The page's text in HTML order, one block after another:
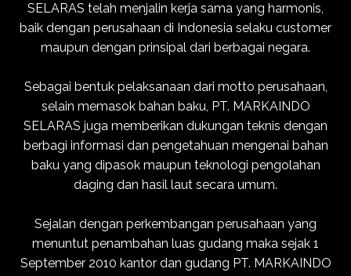
SELARAS telah menjalin kerja sama yang harmonis,
baik dengan perusahaan di Indonesia selaku customer
maupun dengan prinsipal dari berbagai negara.
Sebagai bentuk pelaksanaan dari motto perusahaan,
selain memasok bahan baku, PT. MARKAINDO
SELARAS juga memberikan dukungan teknis dengan
berbagi informasi dan pengetahuan mengenai bahan
baku yang dipasok maupun teknologi pengolahan
daging dan hasil laut secara umum.
Sejalan dengan perkembangan perusahaan yang
menuntut penambahan luas gudang maka sejak 1
September 2010 kantor dan gudang PT. MARKAINDO